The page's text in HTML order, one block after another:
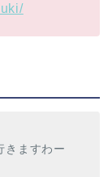
きますわー